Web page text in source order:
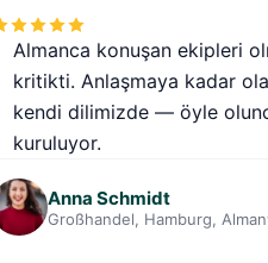
Almanca konuşan ekipleri
kritikti. Anlaşmaya kadar
kendi dilimizde — öyle
kuruluyor.
Anna Schmidt
Großhandel, Hamburg,